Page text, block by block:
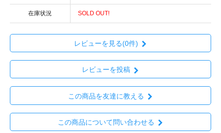
在庫状況 SOLD OUT!
レビューを見る(0件)
レビューを投稿
この商品を友達に教える
この商品について問い合わせる